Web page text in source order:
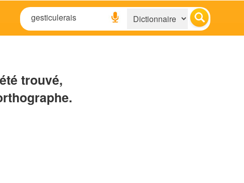
trouvé,